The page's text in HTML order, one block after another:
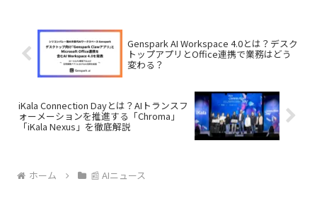
の動きに注目しています。
Genspark AI Workspace 4.0とは？デスク
トップアプリとOffice連携で業務はどう
変わる？
iKala Connection Dayとは？AIトランスフ
ォーメーションを推進する「Chroma」
「iKala Nexus」を徹底解説
ホーム 📰 AIニュース